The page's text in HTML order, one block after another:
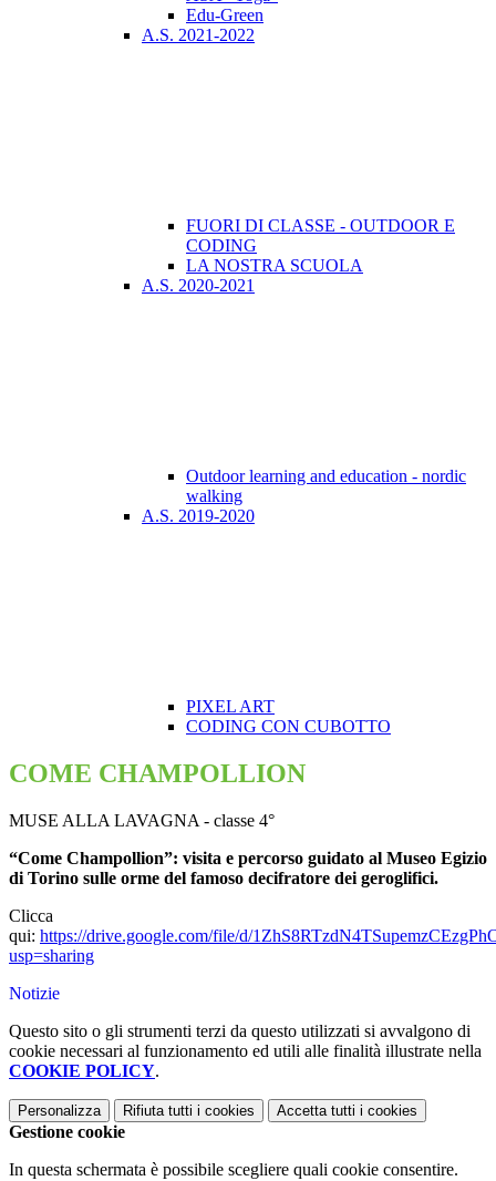
Edu-Green
A.S. 2021-2022
FUORI DI CLASSE - OUTDOOR E
CODING
LA NOSTRA SCUOLA
A.S. 2020-2021
Outdoor learning and education - nordic
walking
A.S. 2019-2020
PIXEL ART
CODING CON CUBOTTO
COME CHAMPOLLION
MUSE ALLA LAVAGNA - classe 4°
“Come Champollion”: visita e percorso guidato al Museo Egizio
di Torino sulle orme del famoso decifratore dei geroglifici.
Clicca
qui: https://drive.google.com/file/d/
usp=sharing
Notizie
Questo sito o gli strumenti terzi da questo utilizzati si avvalgono di
cookie necessari al funzionamento ed utili alle finalità illustrate nella
COOKIE POLICY.
Personalizza Rifiuta tutti i cookies Accetta tutti i cookies
Gestione cookie
In questa schermata è possibile scegliere quali cookie consentire.